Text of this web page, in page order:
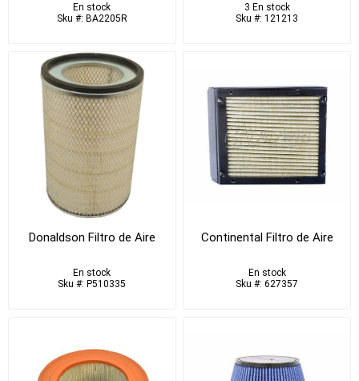
En stock
Sku #: BA2205R
3 En stock
Sku #: 121213
Donaldson Filtro de Aire
En stock
Sku #: P510335
Continental Filtro de Aire
En stock
Sku #: 627357